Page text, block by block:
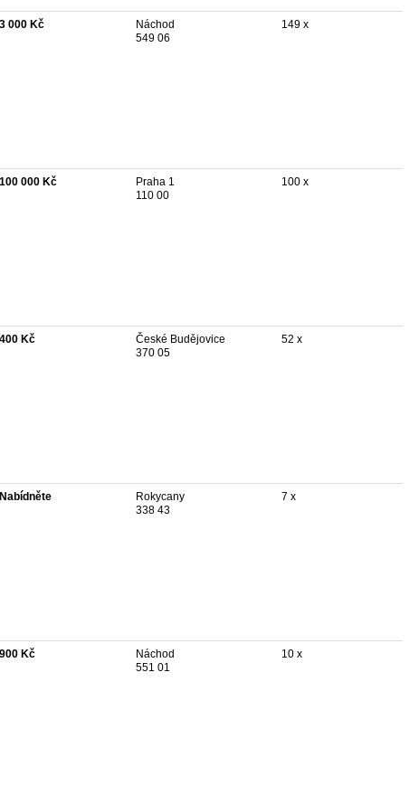
3 000 Kč
Náchod
549 06
149 x
100 000 Kč
Praha 1
110 00
100 x
400 Kč
České Budějovice
370 05
52 x
Nabídněte
Rokycany
338 43
7 x
900 Kč
Náchod
551 01
10 x